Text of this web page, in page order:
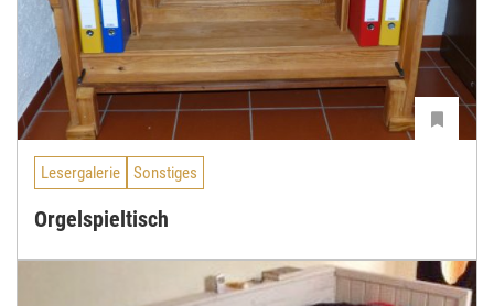
Lesergalerie Sonstiges
Orgelspieltisch